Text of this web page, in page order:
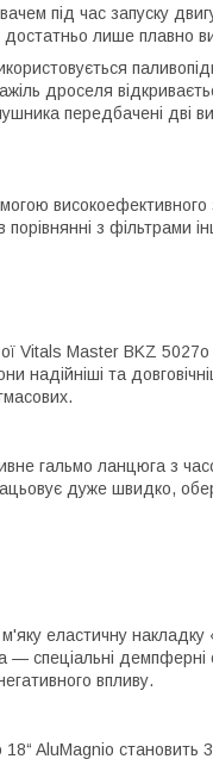
під час запуску
лише плавно
дроселя
передбачені дві
високоефективного
з фільтрами
Vitals Master BKZ 5027o
надійніші та
гальмо ланцюга з
дуже швидко,
еластичну
— спеціальні
впливу.
AluMagnio становить